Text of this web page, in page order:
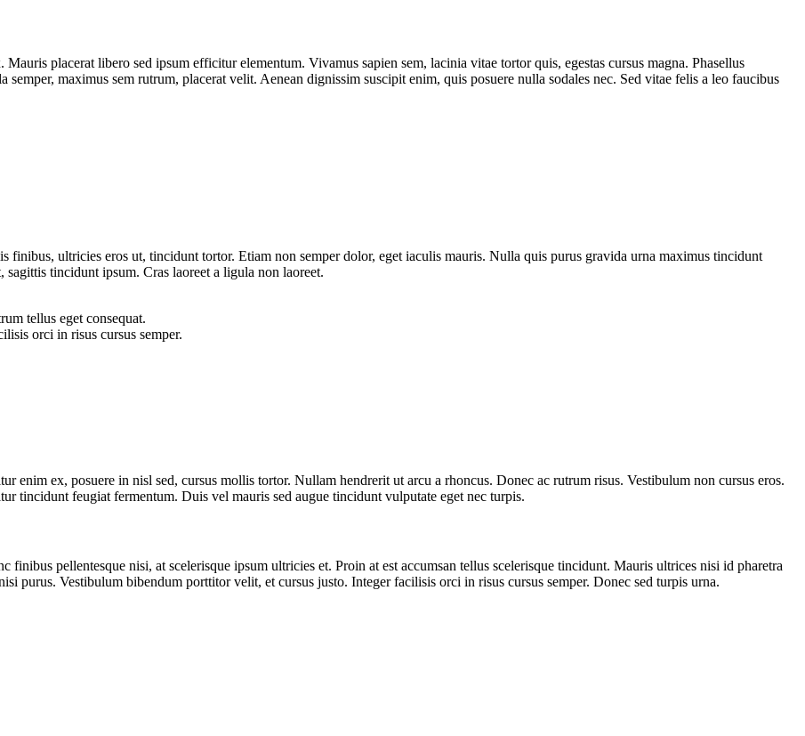
placerat libero sed ipsum efficitur elementum. Vivamus sapien sem, lacinia vitae tortor quis, egestas cursus magna. Phasellus
maximus sem rutrum, placerat velit. Aenean dignissim suscipit enim, quis posuere nulla sodales nec. Sed vitae felis a leo faucibus
ultricies eros ut, tincidunt tortor. Etiam non semper dolor, eget iaculis mauris. Nulla quis purus gravida urna maximus tincidunt
tincidunt ipsum. Cras laoreet a ligula non laoreet.
tellus eget consequat.
orci in risus cursus semper.
enim ex, posuere in nisl sed, cursus mollis tortor. Nullam hendrerit ut arcu a rhoncus. Donec ac rutrum risus. Vestibulum non cursus eros.
tincidunt feugiat fermentum. Duis vel mauris sed augue tincidunt vulputate eget nec turpis.
pellentesque nisi, at scelerisque ipsum ultricies et. Proin at est accumsan tellus scelerisque tincidunt. Mauris ultrices nisi id pharetra
purus. Vestibulum bibendum porttitor velit, et cursus justo. Integer facilisis orci in risus cursus semper. Donec sed turpis urna.